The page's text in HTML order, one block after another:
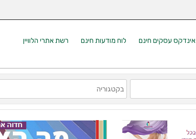
רשת אתרי הלוויין לוח מודעות חינם אינדקס עסקים חינם